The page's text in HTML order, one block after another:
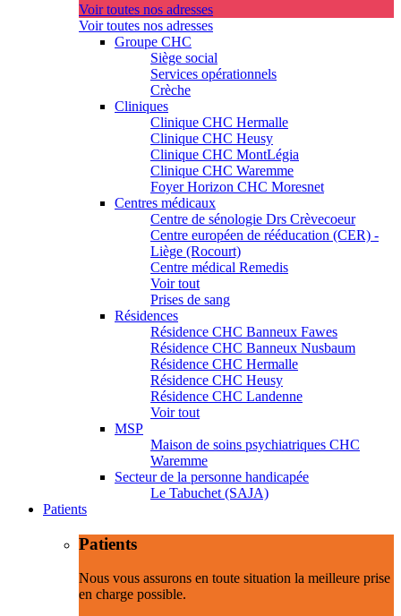
Voir toutes nos adresses
Voir toutes nos adresses
Groupe CHC
Siège social
Services opérationnels
Crèche
Cliniques
Clinique CHC Hermalle
Clinique CHC Heusy
Clinique CHC MontLégia
Clinique CHC Waremme
Foyer Horizon CHC Moresnet
Centres médicaux
Centre de sénologie Drs Crèvecoeur
Centre européen de rééducation (CER) -
Liège (Rocourt)
Centre médical Remedis
Voir tout
Prises de sang
Résidences
Résidence CHC Banneux Fawes
Résidence CHC Banneux Nusbaum
Résidence CHC Hermalle
Résidence CHC Heusy
Résidence CHC Landenne
Voir tout
MSP
Maison de soins psychiatriques CHC
Waremme
Secteur de la personne handicapée
Le Tabuchet (SAJA)
Patients
Patients
Nous vous assurons en toute situation la meilleure prise
en charge possible.